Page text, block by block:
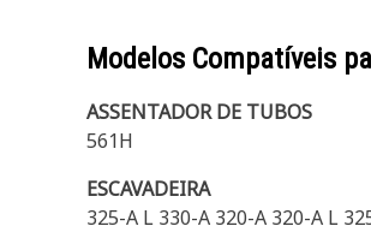
Modelos Compatíveis
ASSENTADOR DE TUBOS
561H
ESCAVADEIRA
325-A L 330-A 320-A 320-A L